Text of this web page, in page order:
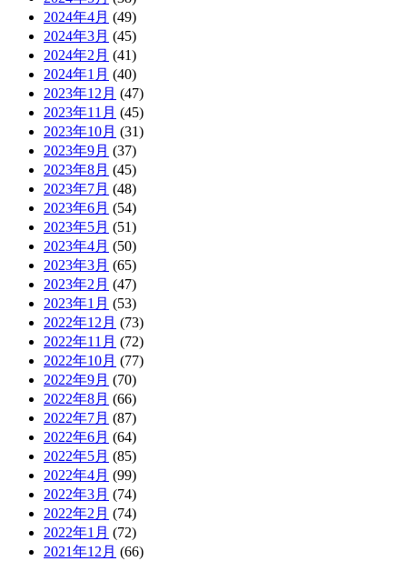
2024年4月 (49)
2024年3月 (45)
2024年2月 (41)
2024年1月 (40)
2023年12月 (47)
2023年11月 (45)
2023年10月 (31)
2023年9月 (37)
2023年8月 (45)
2023年7月 (48)
2023年6月 (54)
2023年5月 (51)
2023年4月 (50)
2023年3月 (65)
2023年2月 (47)
2023年1月 (53)
2022年12月 (73)
2022年11月 (72)
2022年10月 (77)
2022年9月 (70)
2022年8月 (66)
2022年7月 (87)
2022年6月 (64)
2022年5月 (85)
2022年4月 (99)
2022年3月 (74)
2022年2月 (74)
2022年1月 (72)
2021年12月 (66)